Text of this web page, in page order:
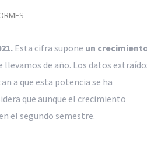
Esta cifra supone un
llevamos de año. Los datos
a que esta potencia se ha
que aunque el crecimiento
el segundo semestre.